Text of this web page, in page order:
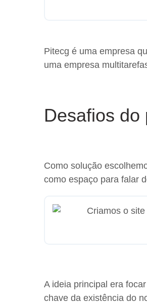
Pitecg é uma empresa
uma empresa
Desafios do
Como solução
como espaço para falar
A ideia principal era
chave da existência do